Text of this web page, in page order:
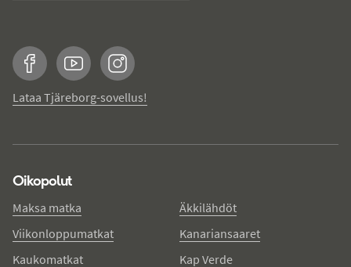
FacebookYouTubeInstagram
Lataa Tjäreborg-sovellus!
Oikopolut
Maksa matka
Viikonloppumatkat
Kaukomatkat
Äkkilähdöt
Kanariansaaret
Kap Verde